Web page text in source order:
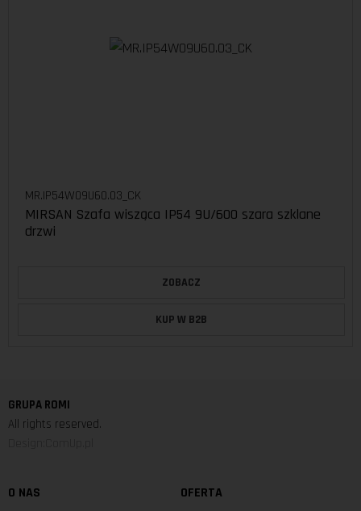
MR.IP54W09U60.03_CK
MIRSAN Szafa wisząca IP54 9U/600 szara szklane
drzwi
ZOBACZ
KUP W B2B
GRUPA ROMI
All rights reserved.
O NAS OFERTA